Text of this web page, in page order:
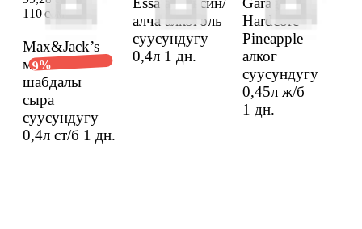
Max&Jack’s
малина/
шабдалы
сыра
суусундугу
0,4л ст/б 1 дн.
110 сом
9%
алча алкоголь
суусундугу
0,4л 1 дн.
Hardcore
Pineapple
алког
суусундугу
0,45л ж/б
1 дн.